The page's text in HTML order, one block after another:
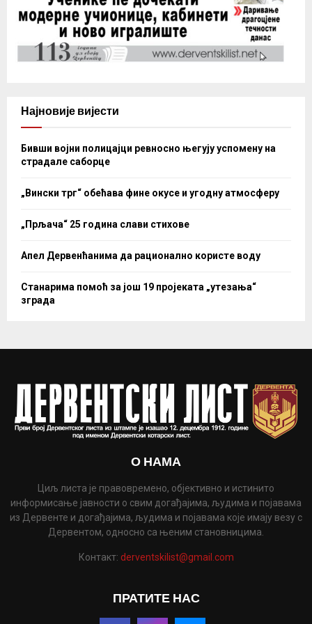
Најновије вијести
Бивши војни полицајци ревносно његују успомену на
страдале саборце
„Вински трг“ обећава фине окусе и угодну атмосферу
„Прљача“ 25 година слави стихове
Апел Дервенћанима да рационално користе воду
Станарима помоћ за још 19 пројеката „утезања“
зграда
О НАМА
Циљ листа је правовремено, објективно и истинито
информисање јавности о свим догађајима, људима и појавама
из Дервенте и догађајима, људима и појавама које имају везу с
Дервентом, односно са њеним становницима.
Контакт: derventskilist@gmail.com
ПРАТИТЕ НАС